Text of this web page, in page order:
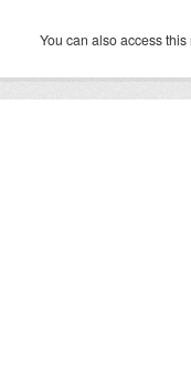
You can also access